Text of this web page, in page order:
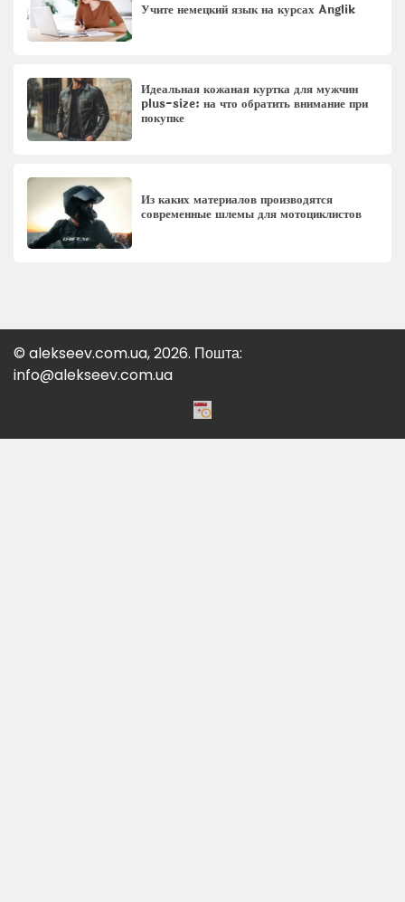
Учите немецкий язык на курсах Anglik
Идеальная кожаная куртка для мужчин
plus-size: на что обратить внимание при
покупке
Из каких материалов производятся
современные шлемы для мотоциклистов
© alekseev.com.ua, 2026. Пошта:
info@alekseev.com.ua